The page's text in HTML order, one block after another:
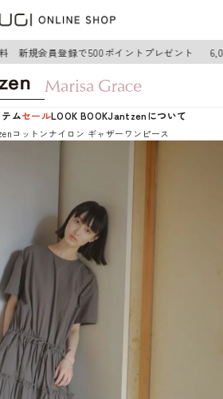
規会員登録で500ポイントプレゼント
ムセールLOOK BOOKJantzenについて
コットンナイロン ギャザーワンピース